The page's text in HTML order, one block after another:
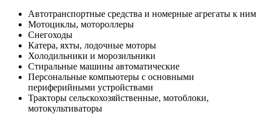
Автотранспортные средства и номерные агрегаты к ним
Мотоциклы, мотороллеры
Снегоходы
Катера, яхты, лодочные моторы
Холодильники и морозильники
Стиральные машины автоматические
Персональные компьютеры с основными
периферийными устройствами
Тракторы сельскохозяйственные, мотоблоки,
мотокультиваторы